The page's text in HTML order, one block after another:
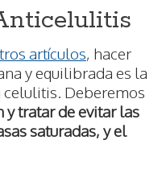
artículos, hacer
y equilibrada es la
Deberemos
tratar de evitar las
saturadas, y el